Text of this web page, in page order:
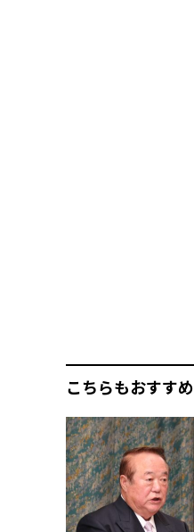
こちらもおすすめ